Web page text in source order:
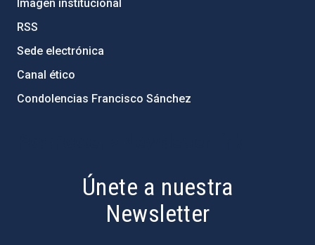
Imagen institucional
RSS
Sede electrónica
Canal ético
Condolencias Francisco Sánchez
Únete a nuestra
Newsletter